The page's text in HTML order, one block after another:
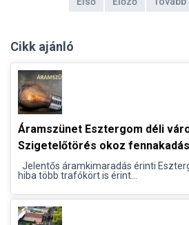
Cikk ajánló
Áramszünet Esztergom déli
Szigetelőtörés okoz
Jelentős áramkimaradás érinti
hiba több trafókört is érint...